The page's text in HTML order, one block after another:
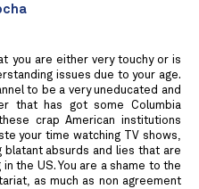
you are either very touchy or is
issues due to your age.
to be a very uneducated and
that has got some Columbia
crap American institutions
your time watching TV shows,
absurds and lies that are
the US. You are a shame to the
as much as non agreement